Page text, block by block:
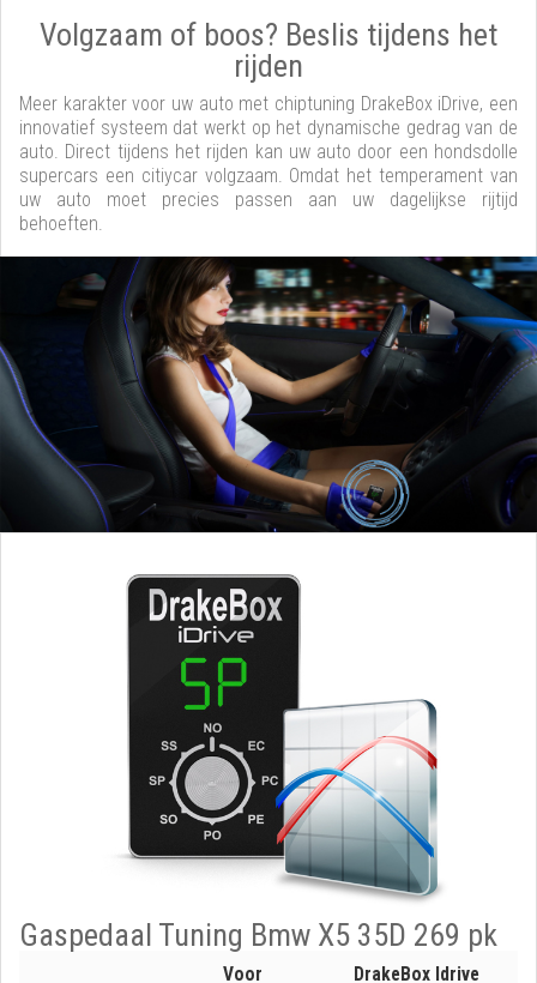
Volgzaam of boos? Beslis tijdens het
rijden
Meer karakter voor uw auto met chiptuning DrakeBox iDrive, een
innovatief systeem dat werkt op het dynamische gedrag van de
auto. Direct tijdens het rijden kan uw auto door een hondsdolle
supercars een citiycar volgzaam. Omdat het temperament van
uw auto moet precies passen aan uw dagelijkse rijtijd
behoeften.
Gaspedaal Tuning Bmw X5 35D 269 pk
Voor DrakeBox Idrive